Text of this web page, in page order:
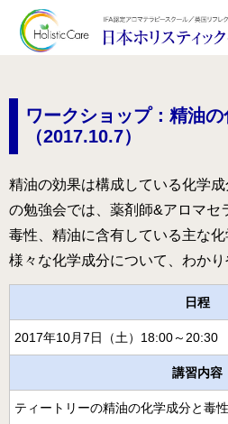
ワークショップ：精油
（2017.10.7）
精油の効果は構成している化学
の勉強会では、薬剤師&アロマセ
毒性、精油に含有している主な
様々な化学成分について、わかり
日程
2017年10月7日（土）18:00～20:30
講習内容
ティートリーの精油の化学成分と毒
当校の特長
アクセス
講師プロフィール
スクール通信
IFA認定 メディカルアロマテラピ
講】
IFA認定 看護師対象 医療アロマ
月開講】